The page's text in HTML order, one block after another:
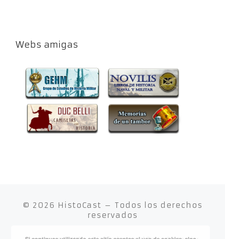
Webs amigas
© 2026 HistoCast – Todos los derechos
reservados